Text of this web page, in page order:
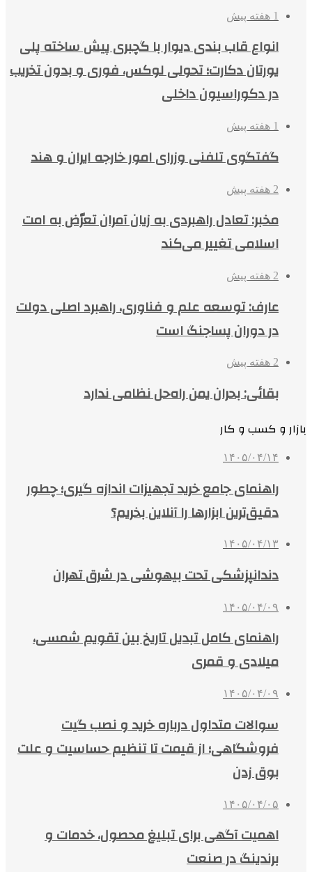
1 هفته پیش
انواع قاب بندی دیوار با گچبری پیش ساخته پلی
یورتان دکارت؛ تحولی لوکس، فوری و بدون تخریب
در دکوراسیون داخلی
1 هفته پیش
گفتگوی تلفنی وزرای امور خارجه ایران و هند
2 هفته پیش
مخبر: تعادل راهبردی به زیان آمران تعرّض به امت
اسلامی تغییر می‌کند
2 هفته پیش
عارف: توسعه علم و فناوری، راهبرد اصلی دولت
در دوران پساجنگ است
2 هفته پیش
بقائی: بحران یمن راه‌حل نظامی ندارد
بازار و کسب و کار
۱۴۰۵/۰۴/۱۴
راهنمای جامع خرید تجهیزات اندازه گیری؛ چطور
دقیق‌ترین ابزارها را آنلاین بخریم؟
۱۴۰۵/۰۴/۱۳
دندانپزشکی تحت بیهوشی در شرق تهران
۱۴۰۵/۰۴/۰۹
راهنمای کامل تبدیل تاریخ بین تقویم شمسی،
میلادی و قمری
۱۴۰۵/۰۴/۰۹
سوالات متداول درباره خرید و نصب گیت
فروشگاهی؛ از قیمت تا تنظیم حساسیت و علت
بوق زدن
۱۴۰۵/۰۴/۰۵
اهمیت آگهی برای تبلیغ محصول، خدمات و
برندینگ در صنعت